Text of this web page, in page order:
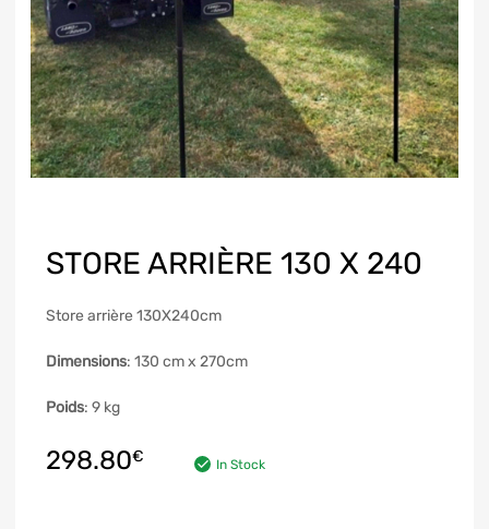
STORE ARRIÈRE 130 X 240
Store arrière 130X240cm
Dimensions: 130 cm x 270cm
Poids: 9 kg
298.80€ In Stock